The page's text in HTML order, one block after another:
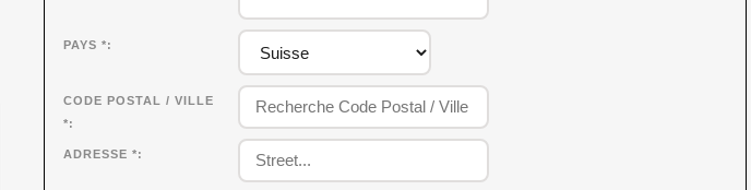
PAYS *
CODE POSTAL / VILLE
*
ADRESSE *